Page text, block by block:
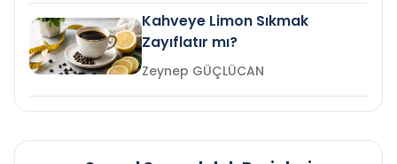
Kahveye Limon Sıkmak
Zayıflatır mı?
Zeynep GÜÇLÜCAN